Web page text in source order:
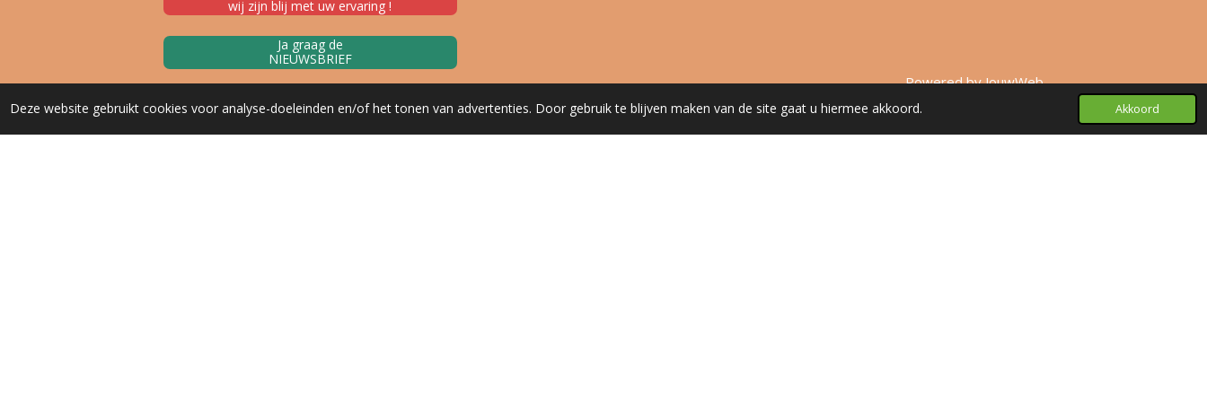
Deze website gebruikt cookies voor analyse-doeleinden en/of het tonen van advertenties. Door gebruik te blijven maken van de site gaat u hiermee akkoord. Akkoord
wij zijn blij met uw ervaring !
Ja graag de
NIEUWSBRIEF
Powered byJouwWeb